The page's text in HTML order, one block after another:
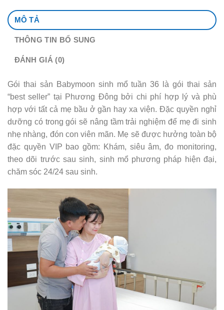
MÔ TẢ
THÔNG TIN BỔ SUNG
ĐÁNH GIÁ (0)
Gói thai sản Babymoon sinh mổ tuần 36 là gói thai sản
“best seller” tại Phương Đông bởi chi phí hợp lý và phù
hợp với tất cả mẹ bầu ở gần hay xa viện. Đặc quyền nghỉ
dưỡng có trong gói sẽ nâng tầm trải nghiệm để mẹ đi sinh
nhẹ nhàng, đón con viên mãn. Mẹ sẽ được hưởng toàn bộ
đặc quyền VIP bao gồm: Khám, siêu âm, đo monitoring,
theo dõi trước sau sinh, sinh mổ phương pháp hiện đại,
chăm sóc 24/24 sau sinh.